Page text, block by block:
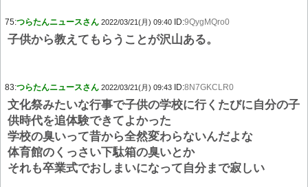
75:つらたんニュースさん 2022/03/21(月) 09:40 ID:9QygMQro0
子供から教えてもらうことが沢山ある。
83:つらたんニュースさん 2022/03/21(月) 09:43 ID:8N7GKCLR0
文化祭みたいな行事で子供の学校に行くたびに自分の子
供時代を追体験できてよかった
学校の臭いって昔から全然変わらないんだよな
体育館のくっさい下駄箱の臭いとか
それも卒業式でおしまいになって自分まで寂しい